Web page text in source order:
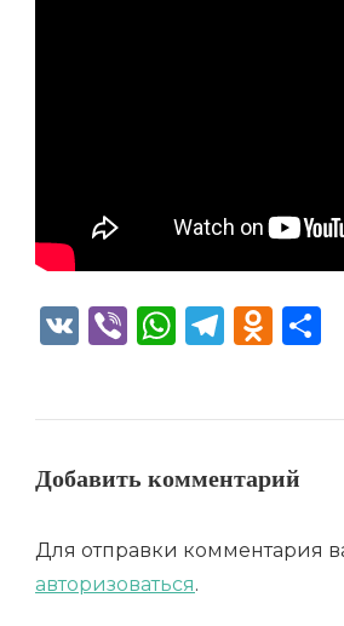
VK Viber
Добавить комментарий
Для отправки комментария
авторизоваться.